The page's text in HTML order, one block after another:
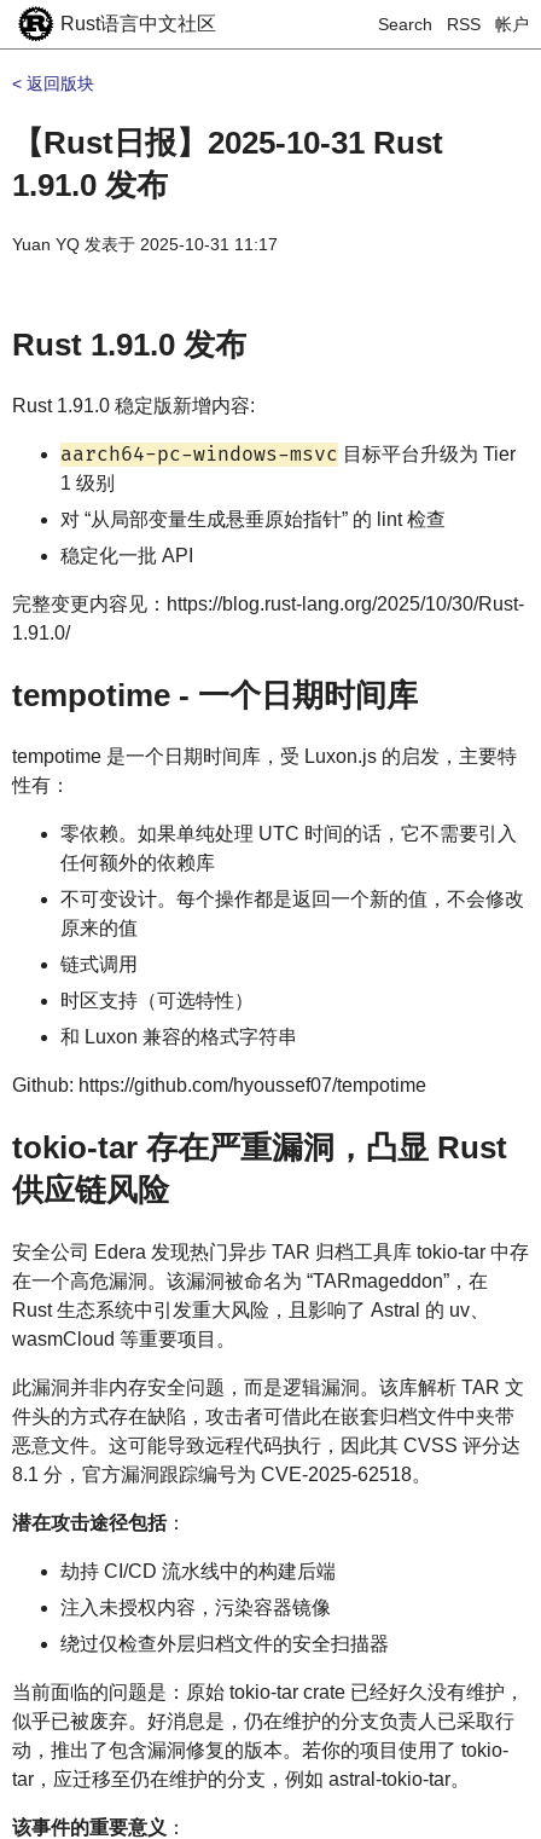
Rust语言中文社区 Search RSS 帐户
< 返回版块
【Rust日报】2025-10-31 Rust
1.91.0 发布
Yuan YQ 发表于 2025-10-31 11:17
Rust 1.91.0 发布
Rust 1.91.0 稳定版新增内容:
aarch64-pc-windows-msvc 目标平台升级为 Tier
1 级别
对 “从局部变量生成悬垂原始指针” 的 lint 检查
稳定化一批 API
完整变更内容见：https://blog.rust-lang.org/2025/10/30/Rust-
1.91.0/
tempotime - 一个日期时间库
tempotime 是一个日期时间库，受 Luxon.js 的启发，主要特
性有：
零依赖。如果单纯处理 UTC 时间的话，它不需要引入
任何额外的依赖库
不可变设计。每个操作都是返回一个新的值，不会修改
原来的值
链式调用
时区支持（可选特性）
和 Luxon 兼容的格式字符串
Github: https://github.com/hyoussef07/tempotime
tokio-tar 存在严重漏洞，凸显 Rust
供应链风险
安全公司 Edera 发现热门异步 TAR 归档工具库 tokio-tar 中存
在一个高危漏洞。该漏洞被命名为 “TARmageddon”，在
Rust 生态系统中引发重大风险，且影响了 Astral 的 uv、
wasmCloud 等重要项目。
此漏洞并非内存安全问题，而是逻辑漏洞。该库解析 TAR 文
件头的方式存在缺陷，攻击者可借此在嵌套归档文件中夹带
恶意文件。这可能导致远程代码执行，因此其 CVSS 评分达
8.1 分，官方漏洞跟踪编号为 CVE-2025-62518。
潜在攻击途径包括：
劫持 CI/CD 流水线中的构建后端
注入未授权内容，污染容器镜像
绕过仅检查外层归档文件的安全扫描器
当前面临的问题是：原始 tokio-tar crate 已经好久没有维护，
似乎已被废弃。好消息是，仍在维护的分支负责人已采取行
动，推出了包含漏洞修复的版本。若你的项目使用了 tokio-
tar，应迁移至仍在维护的分支，例如 astral-tokio-tar。
该事件的重要意义 ：